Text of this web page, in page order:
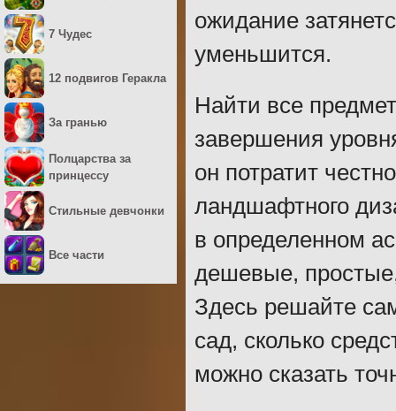
ожидание
уменьшится.
Найти все
завершения
он потратит
ландшафтного
в определенном
дешевые,
Здесь решайте
сад, сколько
можно сказать
7 Чудес
12 подвигов Геракла
За гранью
Полцарства за
принцессу
Стильные девчонки
Все части